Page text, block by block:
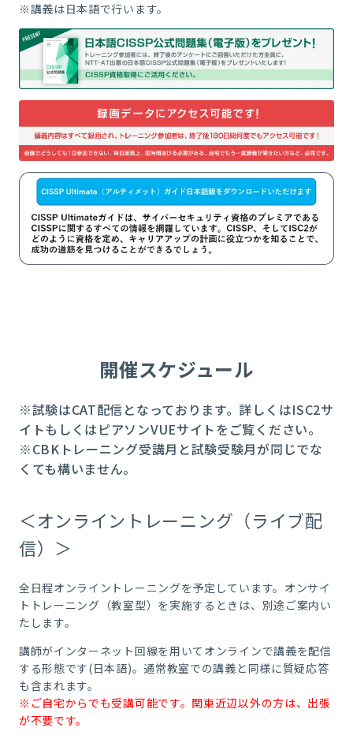
※講義は日本語で行います。
開催スケジュール
※試験はCAT配信となっております。詳しくはISC2サ
イトもしくはピアソンVUEサイトをご覧ください。
※CBKトレーニング受講月と試験受験月が同じでな
くても構いません。
＜オンライントレーニング（ライブ配
信）＞
全日程オンライントレーニングを予定しています。オンサイ
トトレーニング（教室型）を実施するときは、別途ご案内い
たします。
講師がインターネット回線を用いてオンラインで講義を配信
する形態です(日本語)。通常教室での講義と同様に質疑応答
も含まれます。
※ご自宅からでも受講可能です。関東近辺以外の方は、出張
が不要です。